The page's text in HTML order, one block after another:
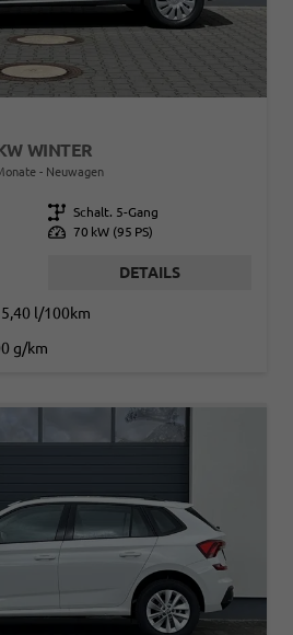
WINTER
Neuwagen
Getriebe Schalt. 5-Gang
Leistung 70 kW (95 PS)
DETAILS
5,40 l/100km
g/km